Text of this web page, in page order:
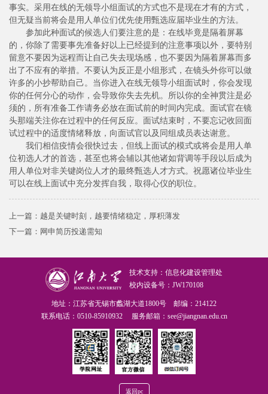
事实。采用在线的无领导小组面试的方式也不是现在才有的方式，
但无疑当前将会是用人单位们优先使用甄选应届毕业生的方法。
参加此种面试的候选人们要注意的是：在线毕竟是隔着屏幕
的，你除了需要事先准备好以上已经提到的注意事项以外，要特别
留意不要因为远程而让自己失去现场感，也不要因为隔着屏幕而多
出了不应有的举措。不要认为反正是小组形式，在镜头外你可以做
许多的小抄帮助自己。当你进入在线无领导小组面试时，你会发现
你的任何分心的动作，会导致你失去先机。所以你的全神贯注是必
须的，所有准备工作请务必放在面试前的时间内完成。面试官在镜
头那端关注你在过程中的任何反应。面试结束时，不要忘记收回面
试过程中的适度情绪释放，向面试官以及同组成员表达谢意。
我们相信疫情会很快过去，但线上面试的模式或将会是用人单
位初选人才的首选，甚至也将会辅以其他诸如背调等手段以后成为
用人单位对非关键岗位人才的最终甄选人才方式。祝愿诸位毕业生
可以在线上面试中充分发挥自我，取得心仪的职位。
上一篇： 越是关键时刻，越要情绪稳定，厚积薄发
下一篇： 网申简历投递需知
技术支持：信息化建设管理处
校内设备号：JW170108
地址：江苏省无锡市蠡湖大道1800号 邮编：214122
联系电话：0510-85910932 服务邮箱：see@jiangnan.edu.cn
返回pc